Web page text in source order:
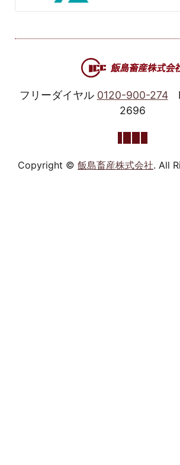
フリーダイヤル 0120-900-274
2696
Copyright © 飯島畜産株式会社. All